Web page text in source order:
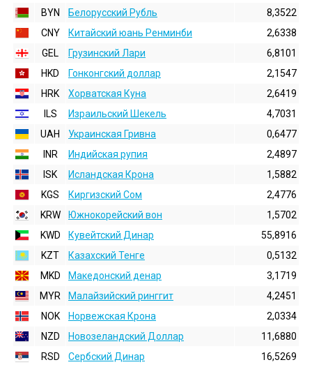
BYN
Белорусский Рубль
8,3522
CNY
Китайский юань Ренминби
2,6338
GEL
Грузинский Лари
6,8101
HKD
Гонконгский доллаp
2,1547
HRK
Хорватская Куна
2,6419
ILS
Израильский Шекель
4,7031
UAH
Украинская Гривна
0,6477
INR
Индийская pупия
2,4897
ISK
Исландская Крона
1,5882
KGS
Киргизский Сом
2,4776
KRW
Южнокорейский вон
1,5702
KWD
Кувейтский Динар
55,8916
KZT
Казахский Тенге
0,5132
MKD
Македонский денар
3,1719
MYR
Малайзийский ринггит
4,2451
NOK
Норвежская Крона
2,0334
NZD
Новозеландский Доллар
11,6880
RSD
Сербский Динар
16,5269